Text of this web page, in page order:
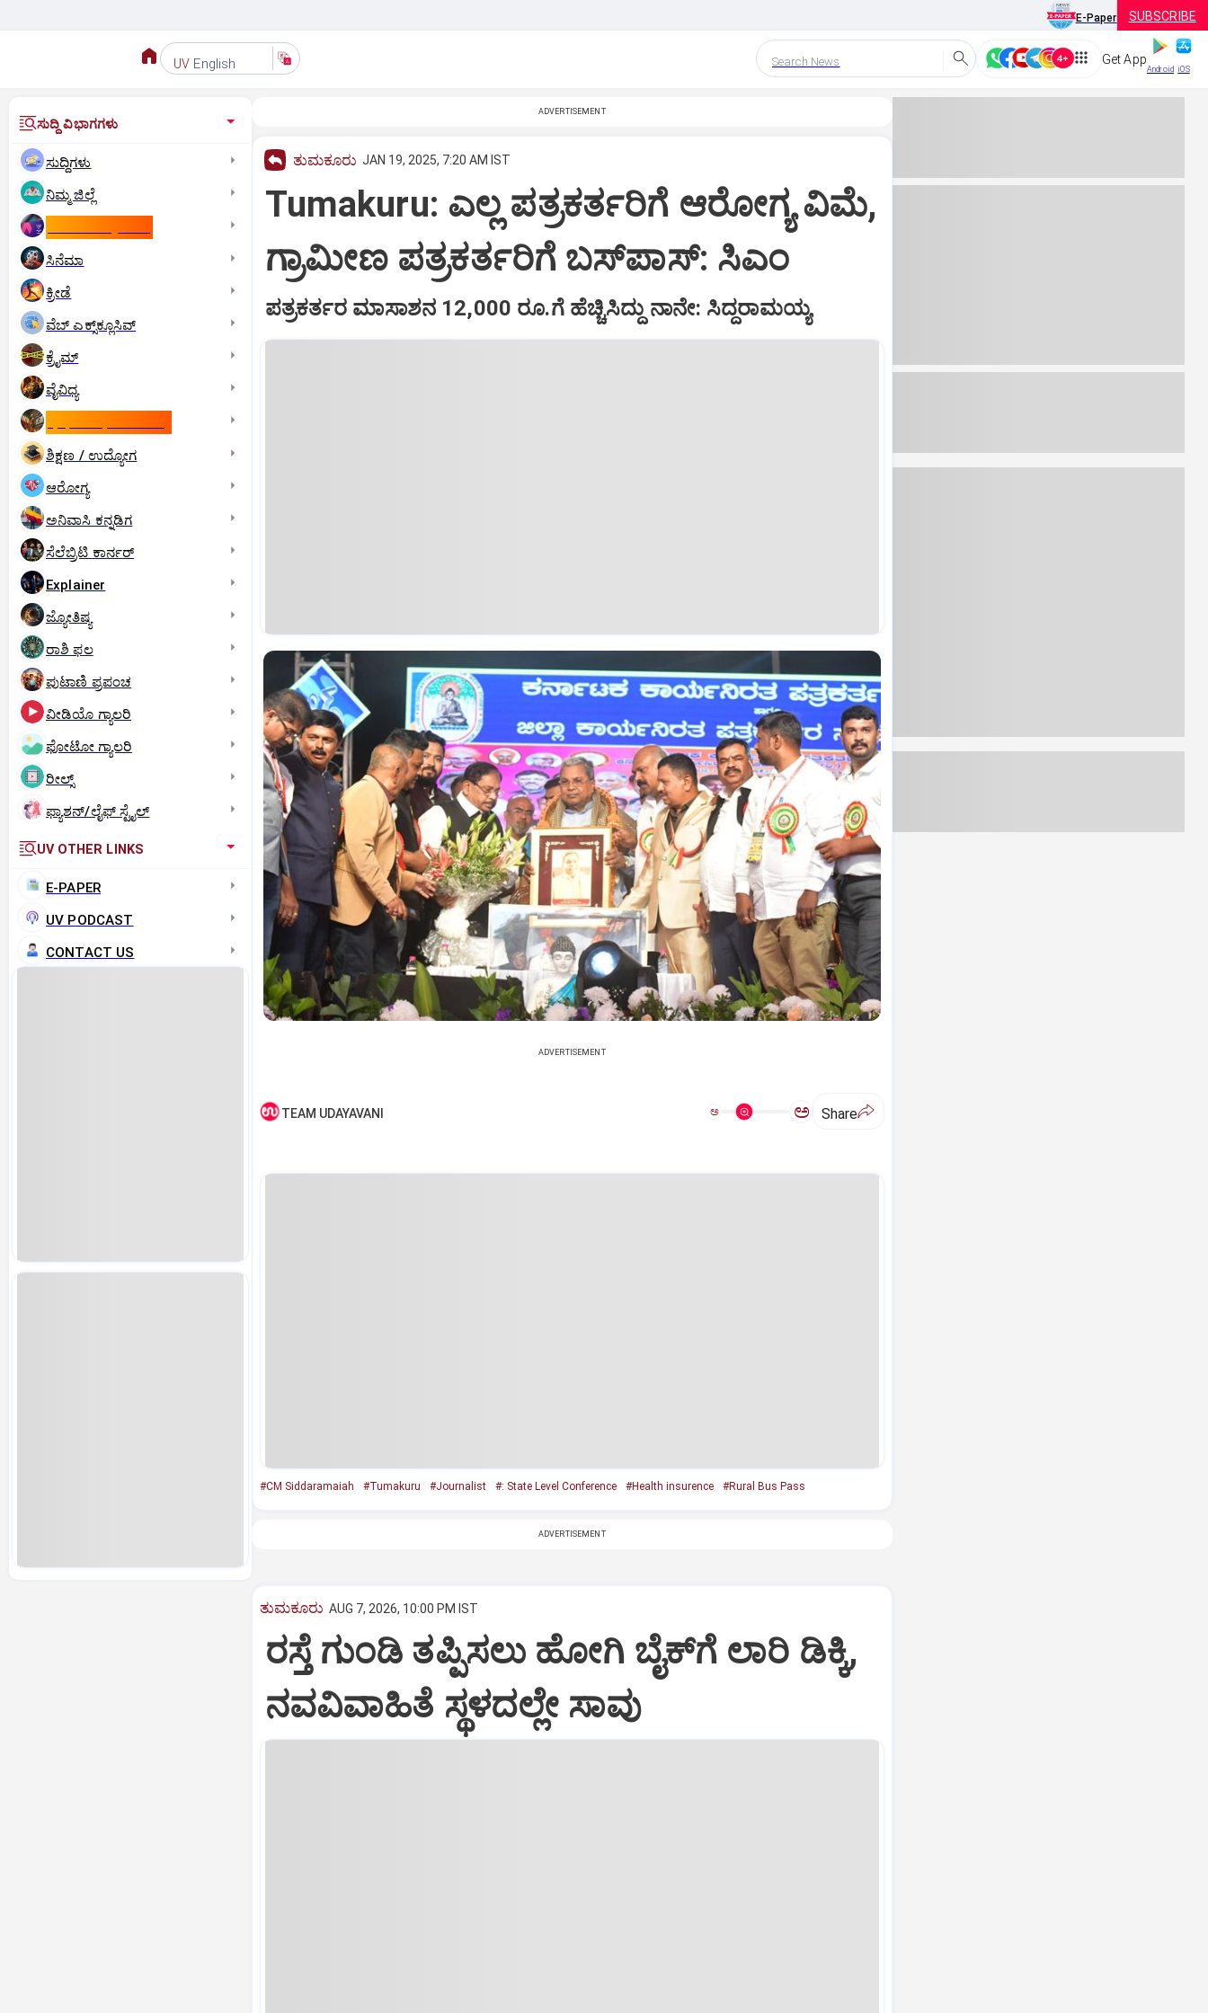
E-Paper SUBSCRIBE
UV English Search News Get App
Android iOS
ಸುದ್ದಿ ವಿಭಾಗಗಳು
ಸುದ್ದಿಗಳು
ನಿಮ್ಮ ಜಿಲ್ಲೆ
ಸಿನೆಮಾ
ಕ್ರೀಡೆ
ವೆಬ್ ಎಕ್ಸ್‌ಕ್ಲೂಸಿವ್
ಕ್ರೈಮ್
ವೈವಿಧ್ಯ
ಶಿಕ್ಷಣ / ಉದ್ಯೋಗ
ಆರೋಗ್ಯ
ಅನಿವಾಸಿ ಕನ್ನಡಿಗ
ಸೆಲೆಬ್ರಿಟಿ ಕಾರ್ನರ್‌
Explainer
ಜ್ಯೋತಿಷ್ಯ
ರಾಶಿ ಫಲ
ಪುಟಾಣಿ ಪ್ರಪಂಚ
ವೀಡಿಯೊ ಗ್ಯಾಲರಿ
ಫೋಟೋ ಗ್ಯಾಲರಿ
ರೀಲ್ಸ್
ಫ್ಯಾಶನ್/ಲೈಫ್‌ ಸ್ಟೈಲ್
UV OTHER LINKS
E-PAPER
UV PODCAST
CONTACT US
ADVERTISEMENT
ತುಮಕೂರು JAN 19, 2025, 7:20 AM IST
Tumakuru: ಎಲ್ಲ ಪತ್ರಕರ್ತರಿಗೆ ಆರೋಗ್ಯ ವಿಮೆ,
ಗ್ರಾಮೀಣ ಪತ್ರಕರ್ತರಿಗೆ ಬಸ್‌ಪಾಸ್‌: ಸಿಎಂ
ಪತ್ರಕರ್ತರ ಮಾಸಾಶನ 12,000 ರೂ.ಗೆ ಹೆಚ್ಚಿಸಿದ್ದು ನಾನೇ: ಸಿದ್ದರಾಮಯ್ಯ
ADVERTISEMENT
TEAM UDAYAVANI ಅ ಅ Share
#CM Siddaramaiah #Tumakuru #Journalist #: State Level Conference #Health insurence #Rural Bus Pass
ADVERTISEMENT
ತುಮಕೂರು AUG 7, 2026, 10:00 PM IST
ರಸ್ತೆ ಗುಂಡಿ ತಪ್ಪಿಸಲು ಹೋಗಿ ಬೈಕ್‌ಗೆ ಲಾರಿ ಡಿಕ್ಕಿ,
ನವವಿವಾಹಿತೆ ಸ್ಥಳದಲ್ಲೇ ಸಾವು